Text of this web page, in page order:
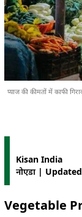
प्याज की कीमतों में काफी
Kisan India
नोएडा |
Vegetable